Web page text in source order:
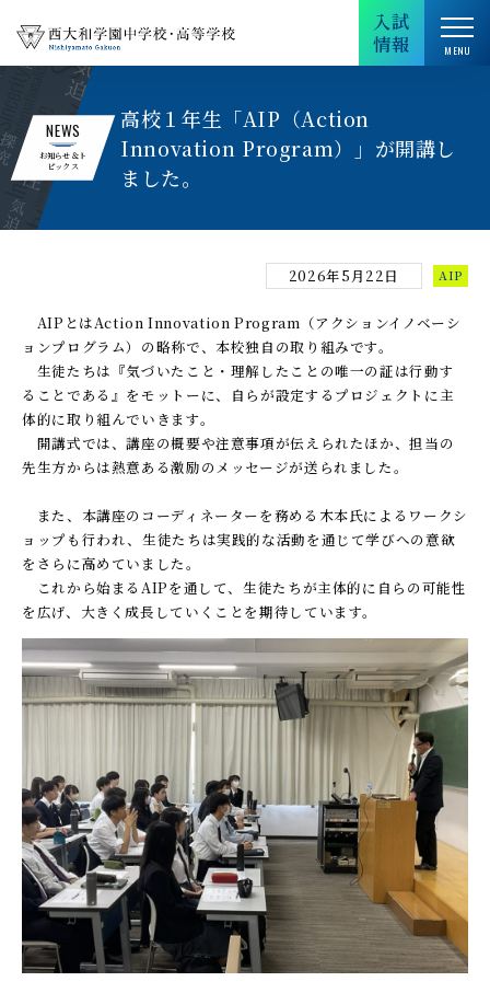
入試
情報
NEWS
お知らせ＆ト
ピックス
高校１年生「AIP（Action
Innovation Program）」が開講し
ました。
2026年5月22日 AIP
AIPとはAction Innovation Program（アクションイノベーシ
ョンプログラム）の略称で、本校独自の取り組みです。
生徒たちは『気づいたこと・理解したことの唯一の証は行動す
ることである』をモットーに、自らが設定するプロジェクトに主
体的に取り組んでいきます。
開講式では、講座の概要や注意事項が伝えられたほか、担当の
先生方からは熱意ある激励のメッセージが送られました。
また、本講座のコーディネーターを務める木本氏によるワークシ
ョップも行われ、生徒たちは実践的な活動を通じて学びへの意欲
をさらに高めていました。
これから始まるAIPを通して、生徒たちが主体的に自らの可能性
を広げ、大きく成長していくことを期待しています。